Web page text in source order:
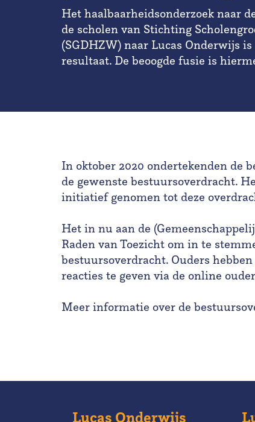
Het haalbaarheidsonderzoek naar
de scholen van Stichting
(SGDHZW) naar Lucas Onderwijs
resultaat. De beoogde fusie is
In oktober 2020 ondertekenden de
de gewenste bestuursoverdracht.
initiatief genomen tot deze
Het in nu aan de
Raden van Toezicht om in te
bestuursoverdracht. Ouders
reacties te geven via de online
Meer informatie over de
Lucas Onderwijs